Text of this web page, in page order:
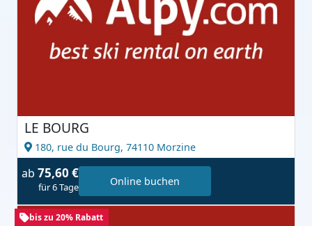
LE BOURG
180, rue du Bourg, 74110 Morzine
ab 75,60 €
für 6 Tage Online buchen
bis zu 20% Rabatt